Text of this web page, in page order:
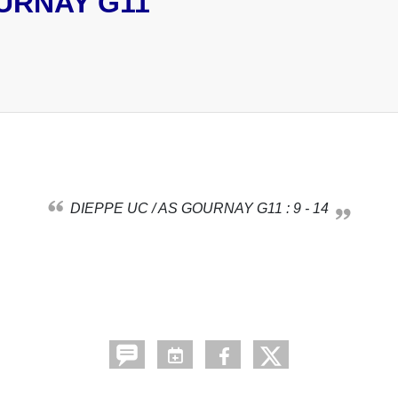
DIEPPE UC / AS GOURNAY G11 : 9 - 14